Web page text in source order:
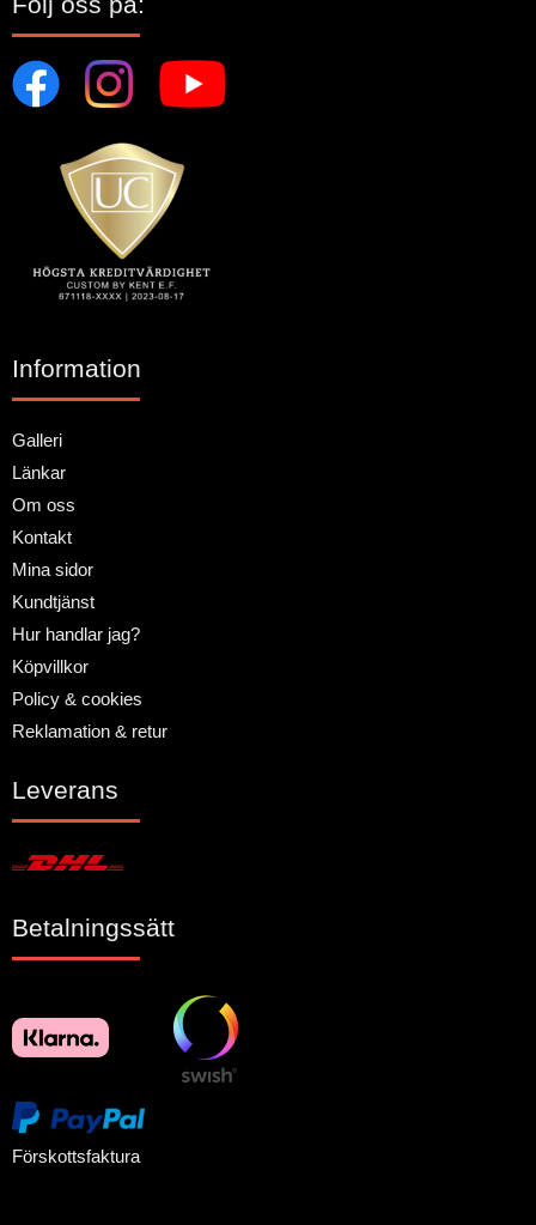
Information
Galleri
Länkar
Om oss
Kontakt
Mina sidor
Kundtjänst
Hur handlar jag?
Köpvillkor
Policy & cookies
Reklamation & retur
Leverans
Betalningssätt
Förskottsfaktura